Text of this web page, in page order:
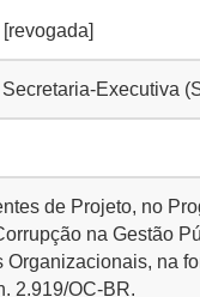
Executiva
de Projeto, no
na Gestão
na
2.919/OC-BR.